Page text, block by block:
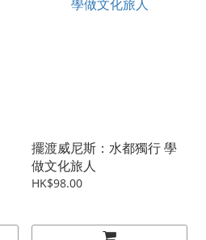
擺渡威尼斯：水都獨行 學
做文化旅人
HK$98.00